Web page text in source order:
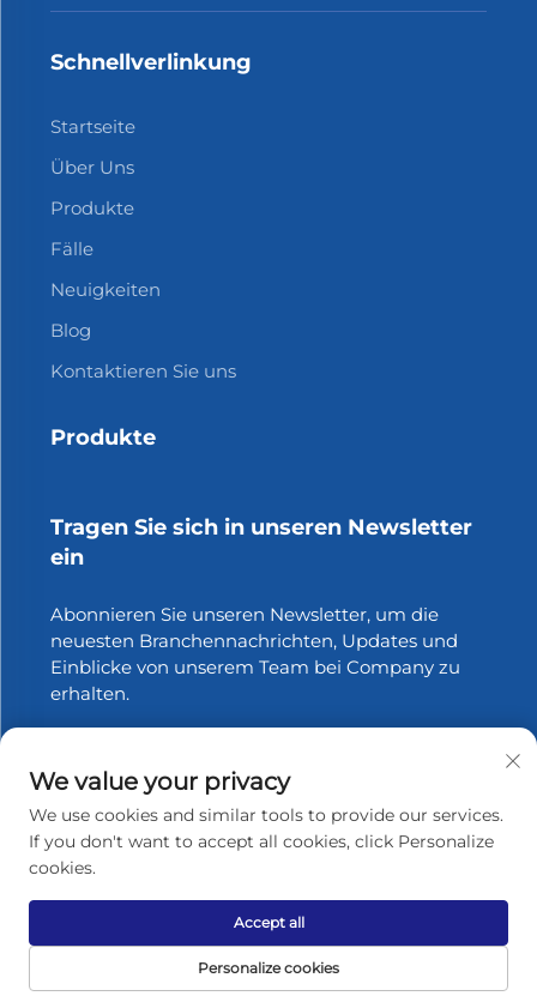
Schnellverlinkung
Startseite
Über Uns
Produkte
Fälle
Neuigkeiten
Blog
Kontaktieren Sie uns
Produkte
Tragen Sie sich in unseren Newsletter
ein
Abonnieren Sie unseren Newsletter, um die
neuesten Branchennachrichten, Updates und
Einblicke von unserem Team bei Company zu
erhalten.
Copyright © 2026 Zhangjiagang Xinfang Packaging
We value your privacy
We use cookies and similar tools to provide our services.
If you don't want to accept all cookies, click Personalize
cookies.
Personalize cookies
Accept all